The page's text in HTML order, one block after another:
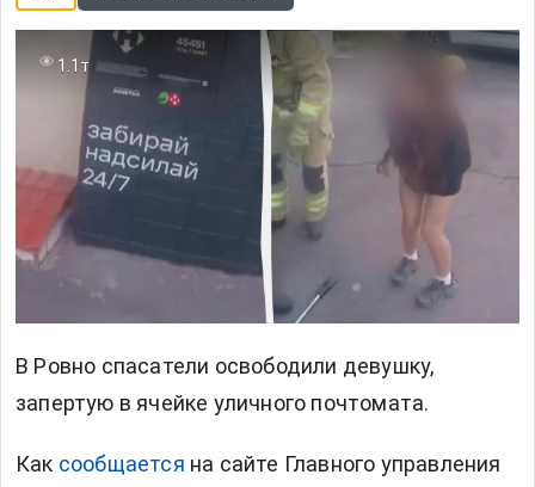
1.1т
В Ровно спасатели освободили девушку,
запертую в ячейке уличного почтомата.
Как сообщается на сайте Главного управления